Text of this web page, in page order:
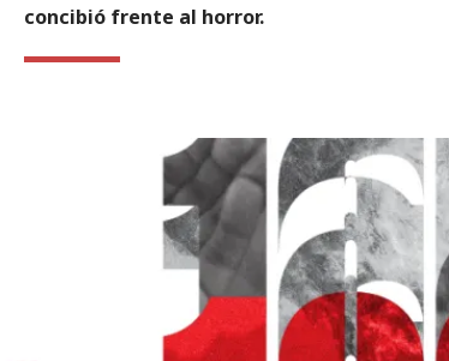
concibió frente al horror.